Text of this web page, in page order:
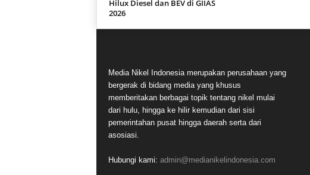
Hilux Diesel dan BEV di GIIAS
2026
Media Nikel Indonesia merupakan perusahaan yang
bergerak di bidang media yang khusus
memberitakan berbagai topik tentang nikel mulai
dari hulu, hingga ke hilir kemudian dari sisi
pemerintahan pusat hingga daerah serta dari
asosiasi.
Hubungi kami: admin@medianikelindonesia.com